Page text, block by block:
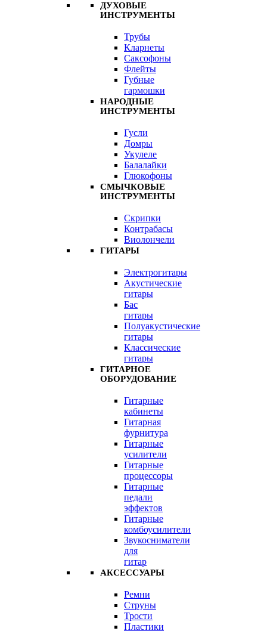
ДУХОВЫЕ
ИНСТРУМЕНТЫ
Трубы
Кларнеты
Саксофоны
Флейты
Губные
гармошки
НАРОДНЫЕ
ИНСТРУМЕНТЫ
Гусли
Домры
Укулеле
Балалайки
Глюкофоны
СМЫЧКОВЫЕ
ИНСТРУМЕНТЫ
Скрипки
Контрабасы
Виолончели
ГИТАРЫ
Электрогитары
Акустические
гитары
Бас
гитары
Полуакустические
гитары
Классические
гитары
ГИТАРНОЕ
ОБОРУДОВАНИЕ
Гитарные
кабинеты
Гитарная
фурнитура
Гитарные
усилители
Гитарные
процессоры
Гитарные
педали
эффектов
Гитарные
комбоусилители
Звукосниматели
для
гитар
АКСЕССУАРЫ
Ремни
Струны
Трости
Пластики